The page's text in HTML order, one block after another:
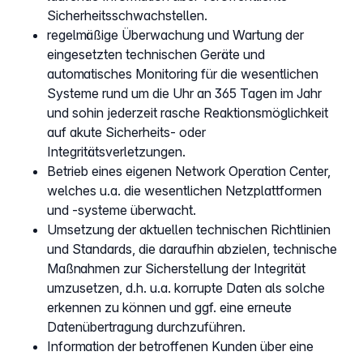
Sicherheitsschwachstellen.
regelmäßige Überwachung und Wartung der
eingesetzten technischen Geräte und
automatisches Monitoring für die wesentlichen
Systeme rund um die Uhr an 365 Tagen im Jahr
und sohin jederzeit rasche Reaktionsmöglichkeit
auf akute Sicherheits- oder
Integritätsverletzungen.
Betrieb eines eigenen Network Operation Center,
welches u.a. die wesentlichen Netzplattformen
und -systeme überwacht.
Umsetzung der aktuellen technischen Richtlinien
und Standards, die daraufhin abzielen, technische
Maßnahmen zur Sicherstellung der Integrität
umzusetzen, d.h. u.a. korrupte Daten als solche
erkennen zu können und ggf. eine erneute
Datenübertragung durchzuführen.
Information der betroffenen Kunden über eine